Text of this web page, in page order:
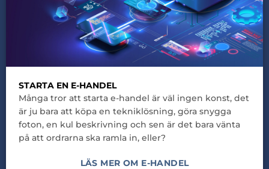
STARTA EN E-HANDEL
Många tror att starta e-handel är väl ingen konst, det
är ju bara att köpa en tekniklösning, göra snygga
foton, en kul beskrivning och sen är det bara vänta
på att ordrarna ska ramla in, eller?
LÄS MER OM E-HANDEL